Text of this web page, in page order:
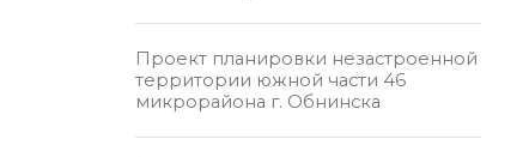
Проект планировки незастроенной
территории южной части 46
микрорайона г. Обнинска